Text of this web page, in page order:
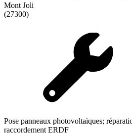
Mont Joli
(27300)
Pose panneaux photovoltaïques;
raccordement ERDF